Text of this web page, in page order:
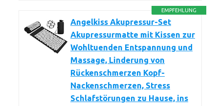
EMPFEHLUNG
Angelkiss Akupressur-Set
Akupressurmatte mit Kissen zur
Wohltuenden Entspannung und
Massage, Linderung von
Rückenschmerzen Kopf-
Nackenschmerzen, Stress
Schlafstörungen zu Hause, ins